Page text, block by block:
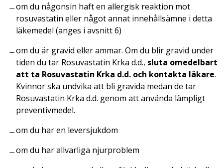
om du någonsin haft en allergisk reaktion mot
rosuvastatin eller något annat innehållsämne i detta
läkemedel (anges i avsnitt 6)
om du är gravid eller ammar. Om du blir gravid under
tiden du tar Rosuvastatin Krka d.d., sluta omedelbart
att ta Rosuvastatin Krka d.d. och kontakta läkare.
Kvinnor ska undvika att bli gravida medan de tar
Rosuvastatin Krka d.d. genom att använda lämpligt
preventivmedel.
om du har en leversjukdom
om du har allvarliga njurproblem